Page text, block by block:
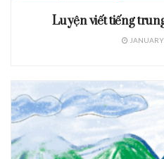
Luyện viết tiếng